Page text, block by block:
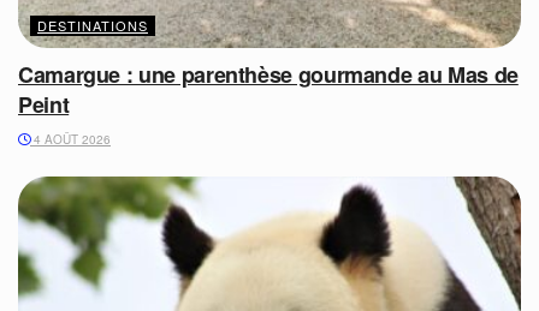
DESTINATIONS
Camargue : une parenthèse gourmande au Mas de
Peint
4 AOÛT 2026